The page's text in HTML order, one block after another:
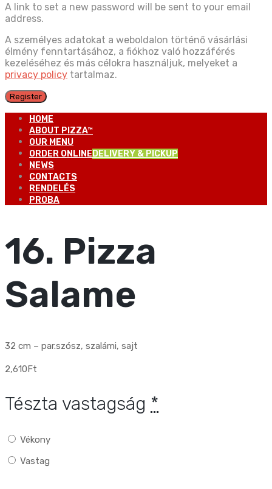
A link to set a new password will be sent to your email
address.
A személyes adatokat a weboldalon történő vásárlási
élmény fenntartásához, a fiókhoz való hozzáférés
kezeléséhez és más célokra használjuk, melyeket a
privacy policy tartalmaz.
Register
HOME
ABOUT PIZZA™
OUR MENU
ORDER ONLINE DELIVERY & PICKUP
NEWS
CONTACTS
RENDELÉS
PROBA
16. Pizza
Salame
32 cm – par.szósz, szalámi, sajt
2,610Ft
Tészta vastagság *
Vékony
Vastag